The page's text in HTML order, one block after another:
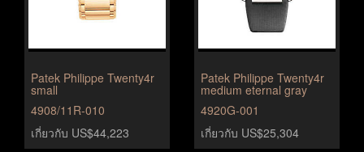
Patek Philippe Twenty4r
small
4908/11R-010
เกี่ยวกับ US$44,223
Patek Philippe Twenty4r
medium eternal gray
4920G-001
เกี่ยวกับ US$25,304